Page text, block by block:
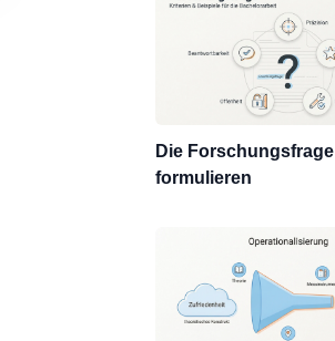
Die Forschungsfrage
formulieren